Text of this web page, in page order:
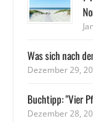
Was sich nach
Dezember 29,
Buchtipp: "Vier
Dezember 28,